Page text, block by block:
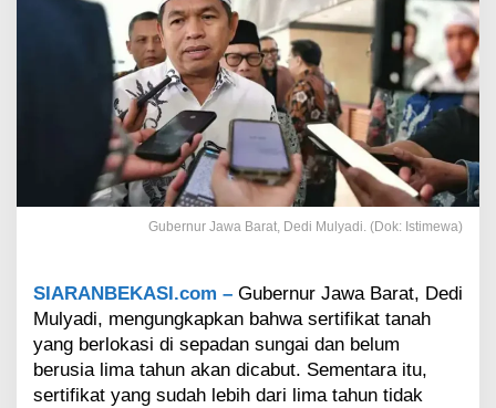
y
a
n
g
A
d
a
d
i
S
e
d
a
n
S
u
n
Gubernur Jawa Barat, Dedi Mulyadi. (Dok: Istimewa)
SIARANBEKASI.com – Gubernur Jawa Barat, Dedi
Mulyadi, mengungkapkan bahwa sertifikat tanah
yang berlokasi di sepadan sungai dan belum
berusia lima tahun akan dicabut. Sementara itu,
sertifikat yang sudah lebih dari lima tahun tidak